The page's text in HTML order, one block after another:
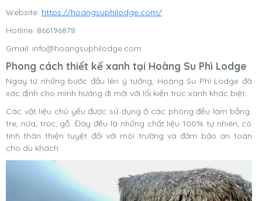
Website: https://hoangsuphilodge.com/
Hotline: 866196878
Gmail: info@hoangsuphilodge.com
Phong cách thiết kế xanh tại Hoàng Su Phì Lodge
Ngay từ những bước đầu lên ý tưởng, Hoàng Su Phì Lodge đã
xác định cho mình hướng đi mới với lối kiến trúc xanh khác biệt.
Các vật liệu chủ yếu được sử dụng ở các phòng đều làm bằng:
tre, nứa, trúc, gỗ…Đây đều là những chất liệu 100% tự nhiên, có
tính thân thiện tuyệt đối với môi trường và đảm bảo an toàn
cho du khách.